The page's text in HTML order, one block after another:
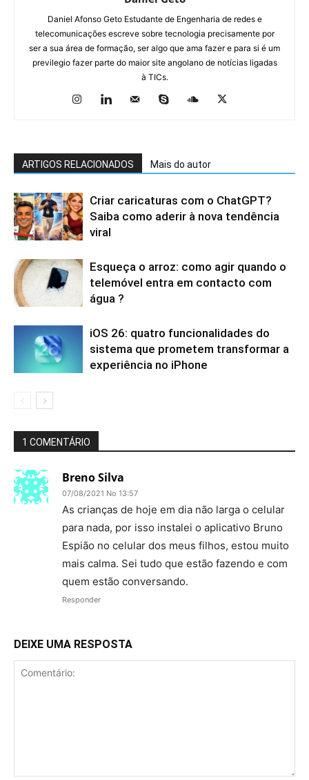
Daniel Afonso Geto Estudante de Engenharia de redes e
telecomunicações escreve sobre tecnologia precisamente por
ser a sua área de formação, ser algo que ama fazer e para si é um
previlegio fazer parte do maior site angolano de notícias ligadas
à TICs.
ARTIGOS RELACIONADOS Mais do autor
Criar caricaturas com o ChatGPT?
Saiba como aderir à nova tendência
viral
Esqueça o arroz: como agir quando o
telemóvel entra em contacto com
água ?
iOS 26: quatro funcionalidades do
sistema que prometem transformar a
experiência no iPhone
1 COMENTÁRIO
Breno Silva
07/08/2021 No 13:57
As crianças de hoje em dia não larga o celular
para nada, por isso instalei o aplicativo Bruno
Espião no celular dos meus filhos, estou muito
mais calma. Sei tudo que estão fazendo e com
quem estão conversando.
Responder
DEIXE UMA RESPOSTA